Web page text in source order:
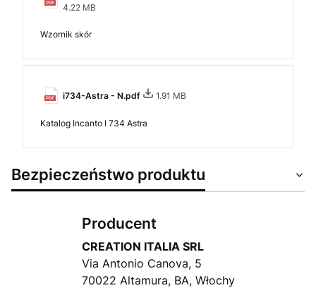
4.22 MB
Wzornik skór
i734-Astra - N.pdf 1.91 MB
Katalog Incanto I 734 Astra
Bezpieczeństwo produktu
Producent
CREATION ITALIA SRL
Via Antonio Canova, 5
70022 Altamura, BA, Włochy